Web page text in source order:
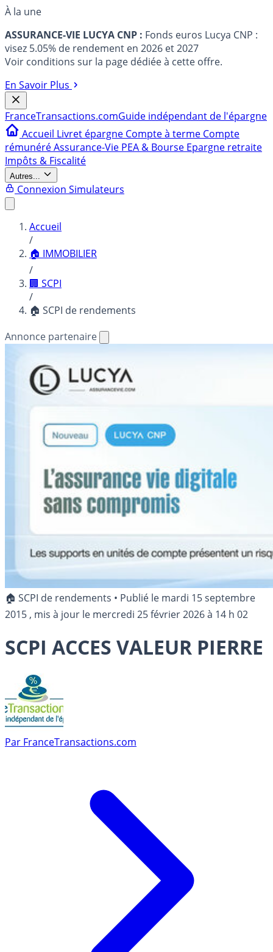
À la une
ASSURANCE-VIE LUCYA CNP : Fonds euros Lucya CNP :
visez 5.05% de rendement en 2026 et 2027
Voir conditions sur la page dédiée à cette offre.
En Savoir Plus
FranceTransactions.comGuide indépendant de l'épargne
Accueil Livret épargne Compte à terme Compte
rémunéréAssurance-Vie PEA & Bourse Epargne retraite
Impôts & Fiscalité
Autres...
Connexion Simulateurs
Accueil
/
🏠 IMMOBILIER
/
🏢 SCPI
/
🏠 SCPI de rendements
Annonce partenaire
🏠 SCPI de rendements • Publié le mardi 15 septembre
2015 , mis à jour le mercredi 25 février 2026 à 14 h 02
SCPI ACCES VALEUR PIERRE
Par FranceTransactions.com